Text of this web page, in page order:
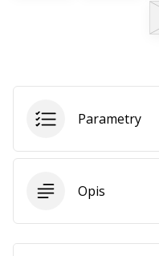
2 min. czytanie
Ambasadorem
Weplayvolleyball
Czy
jesteś
Parametry
Opis